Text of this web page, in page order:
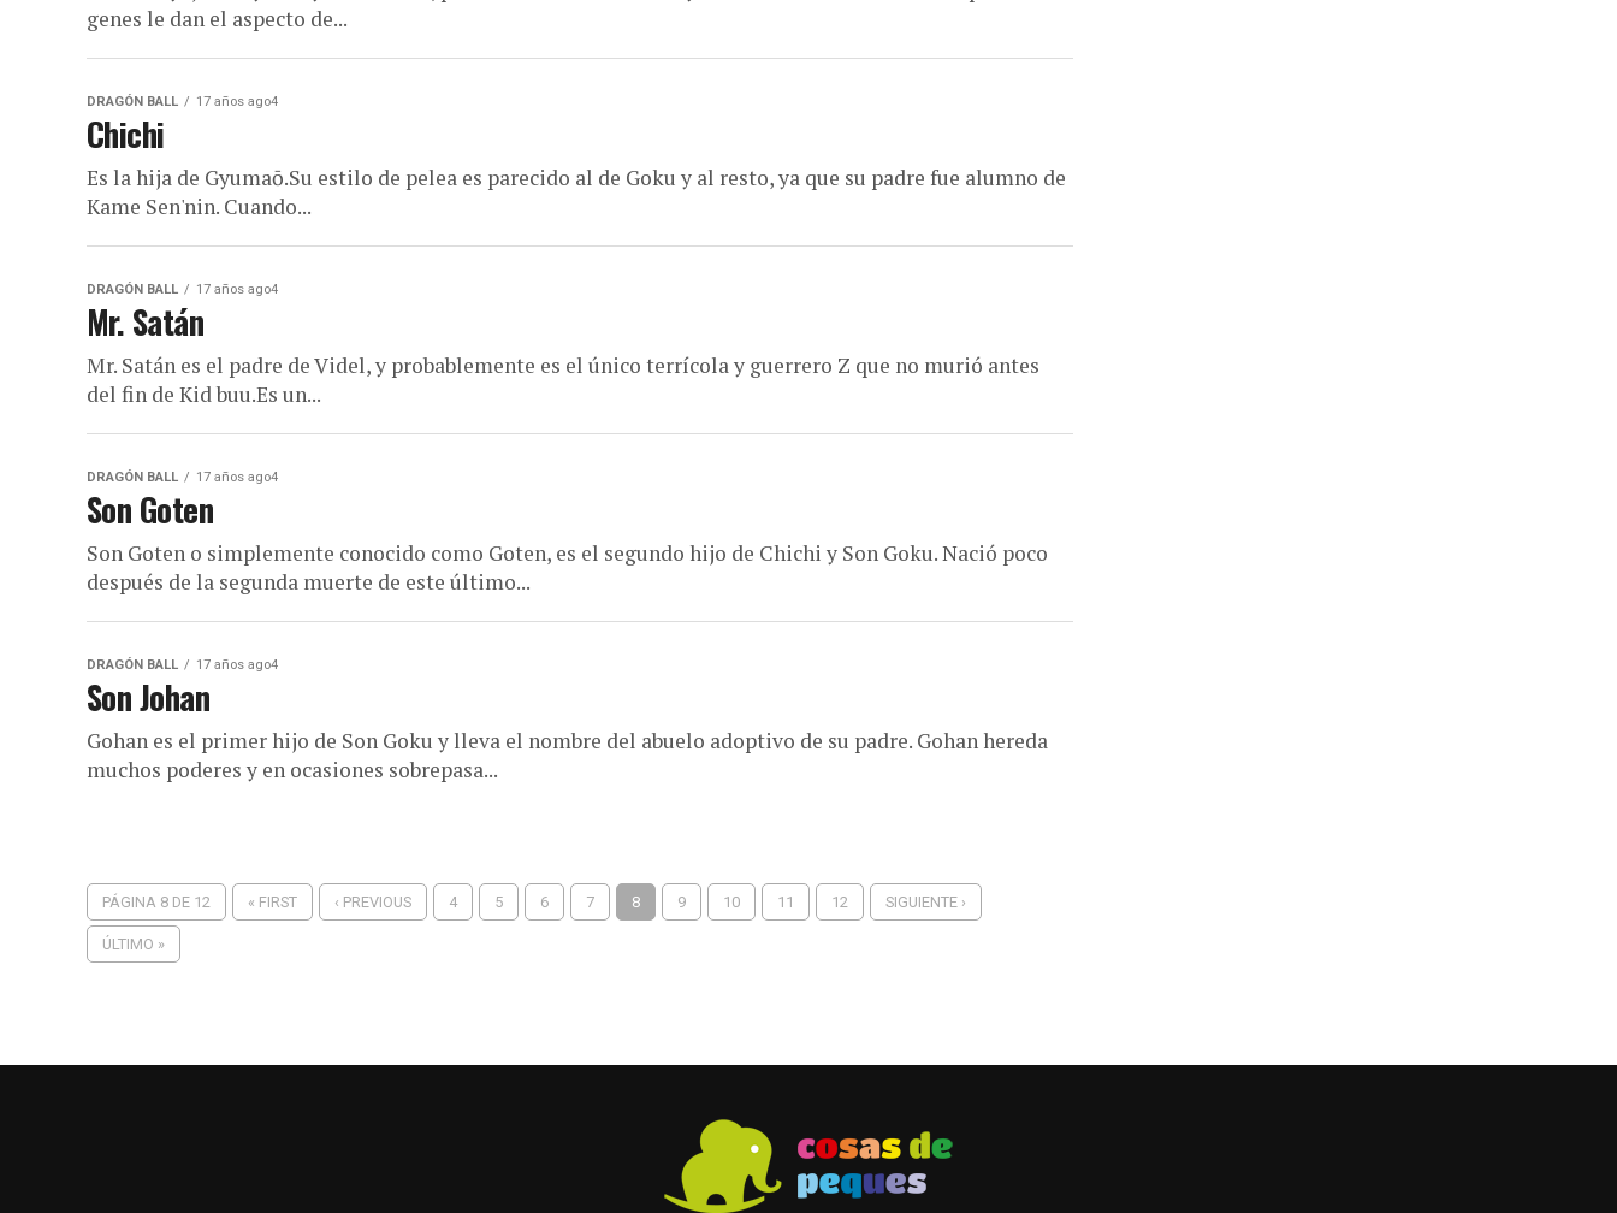
genes le dan el aspecto de...
DRAGÓN BALL 17 años ago4
Chichi
Es la hija de Gyumaō.Su estilo de pelea es parecido al de Goku y al resto, ya que su padre fue alumno de
Kame Sen'nin. Cuando...
DRAGÓN BALL 17 años ago4
Mr. Satán
Mr. Satán es el padre de Videl, y probablemente es el único terrícola y guerrero Z que no murió antes
del fin de Kid buu.Es un...
DRAGÓN BALL 17 años ago4
Son Goten
Son Goten o simplemente conocido como Goten, es el segundo hijo de Chichi y Son Goku. Nació poco
después de la segunda muerte de este último...
DRAGÓN BALL 17 años ago4
Son Johan
Gohan es el primer hijo de Son Goku y lleva el nombre del abuelo adoptivo de su padre. Gohan hereda
muchos poderes y en ocasiones sobrepasa...
PÁGINA 8 DE 12 « FIRST ‹ PREVIOUS 4 5 6 7 8 9 10 11 12 SIGUIENTE ›
ÚLTIMO »